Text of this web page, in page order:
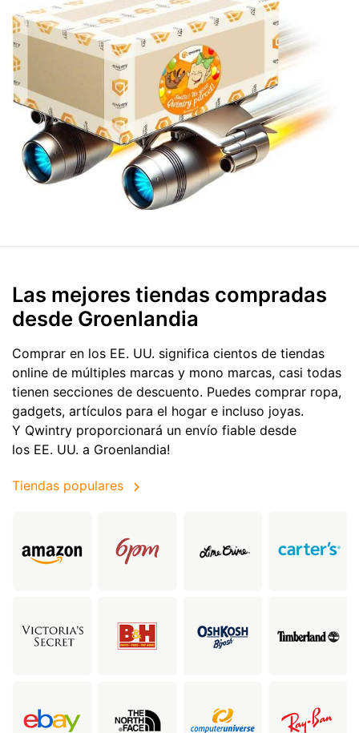
Las mejores tiendas compradas
desde Groenlandia
Comprar en los EE. UU. significa cientos de tiendas
online de múltiples marcas y mono marcas, casi todas
tienen secciones de descuento. Puedes comprar ropa,
gadgets, artículos para el hogar e incluso joyas.
Y Qwintry proporcionará un envío fiable desde
los EE. UU. a Groenlandia!
Tiendas populares